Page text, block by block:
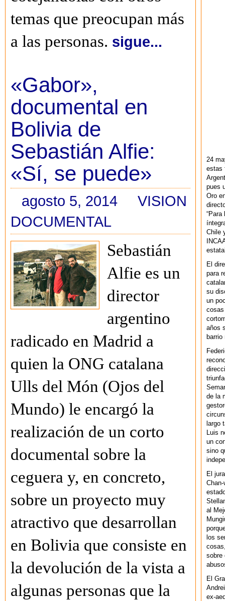
temas que preocupan más
a las personas. sigue...
«Gabor»,
documental en
Bolivia de
Sebastián Alfie:
«Sí, se puede»
agosto 5, 2014
VISION
DOCUMENTAL
Sebastián
Alfie es un
director
argentino
radicado en Madrid a
quien la ONG catalana
Ulls del Món (Ojos del
Mundo) le encargó la
realización de un corto
documental sobre la
ceguera y, en concreto,
sobre un proyecto muy
atractivo que desarrollan
en Bolivia que consiste en
la devolución de la vista a
algunas personas que la
24
estas
pues
Oro
“Para
Chile
El
para
su
un
cosas
años
de la
largo
Luis
un
sino
El
al
los
sobre
El
ex-